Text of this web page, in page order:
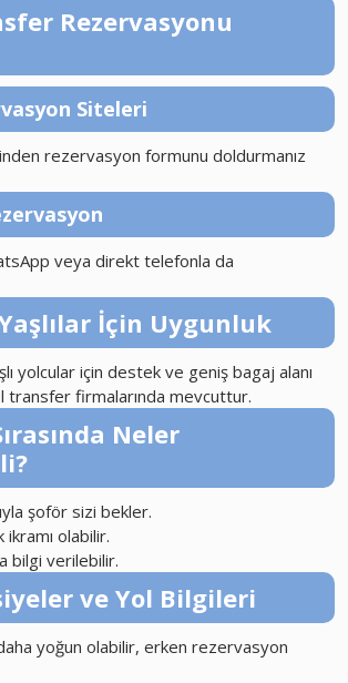
Rezervasyonu
Siteleri
rezervasyon formunu doldurmanız
veya direkt telefonla da
İçin Uygunluk
yolcular için destek ve geniş bagaj alanı
transfer firmalarında mevcuttur.
Neler
şoför sizi bekler.
ikramı olabilir.
bilgi verilebilir.
ve Yol Bilgileri
yoğun olabilir, erken rezervasyon